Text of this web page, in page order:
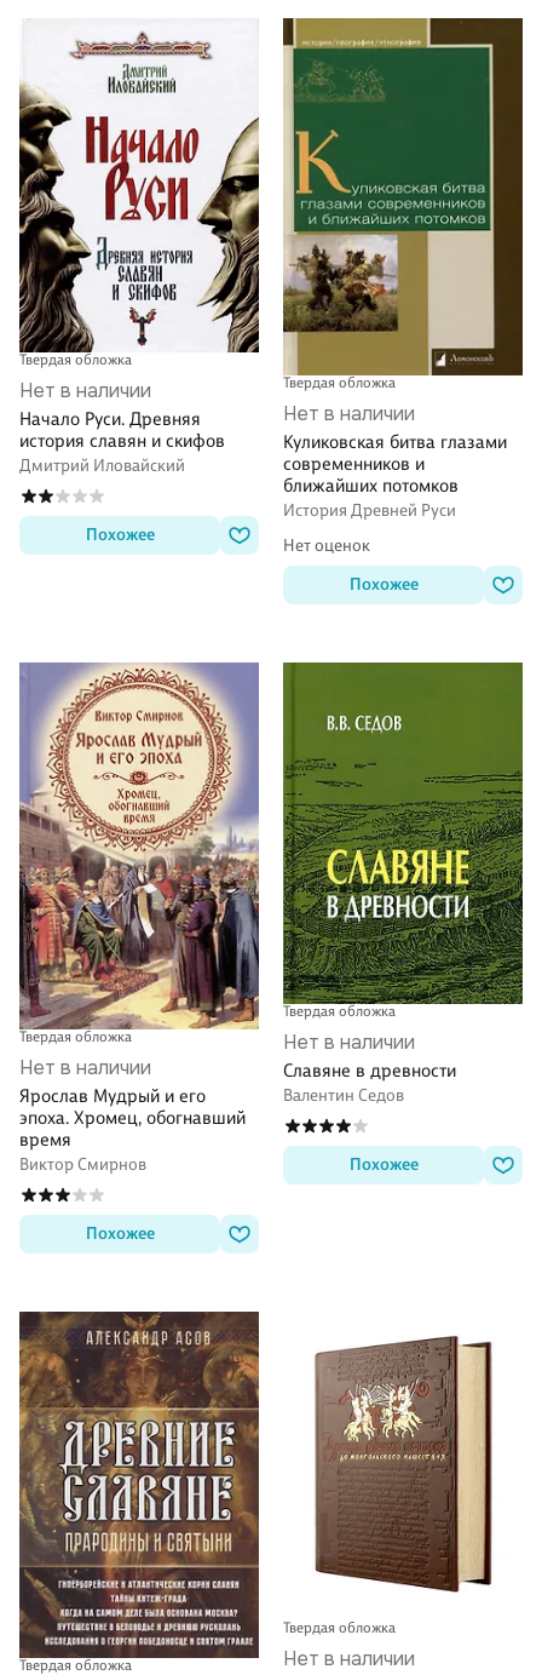
Твердая обложка
Нет в наличии
Начало Руси. Древняя
история славян и скифов
Дмитрий Иловайский
Похожее
Твердая обложка
Нет в наличии
Куликовская битва глазами
современников и
ближайших потомков
История Древней Руси
Нет оценок
Похожее
Твердая обложка
Нет в наличии
Ярослав Мудрый и его
эпоха. Хромец, обогнавший
время
Виктор Смирнов
Похожее
Твердая обложка
Нет в наличии
Славяне в древности
Валентин Седов
Похожее
Твердая обложка
Твердая обложка
Нет в наличии